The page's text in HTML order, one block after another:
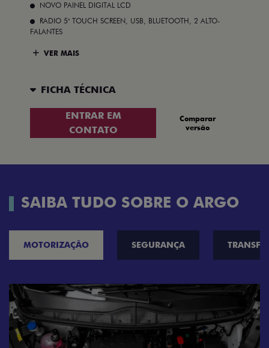
NOVO PAINEL DIGITAL LCD
RADIO 5" TOUCH SCREEN, USB, BLUETOOTH, 2 ALTO-
FALANTES
VER MAIS
FICHA TÉCNICA
ENTRAR EM
CONTATO
Comparar
versão
SAIBA TUDO SOBRE O ARGO
MOTORIZAÇÃO SEGURANÇA